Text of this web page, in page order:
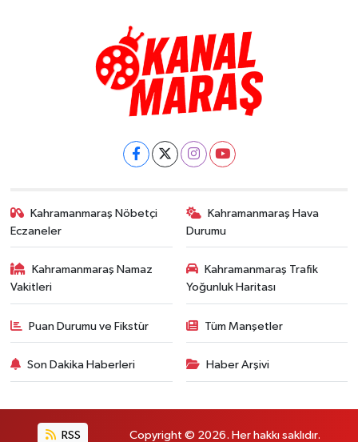
Kahramanmaraş Nöbetçi
Eczaneler
Kahramanmaraş Hava
Durumu
Kahramanmaraş Namaz
Vakitleri
Kahramanmaraş Trafik
Yoğunluk Haritası
Puan Durumu ve Fikstür Tüm Manşetler
Son Dakika Haberleri Haber Arşivi
RSS Copyright © 2026. Her hakkı saklıdır.